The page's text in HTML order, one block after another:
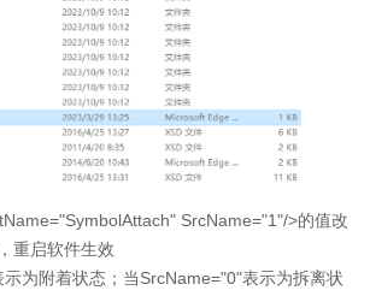
SrcName="1"/>的值改
重启软件生效
示为附着状态；当SrcName="0"表示为拆离状